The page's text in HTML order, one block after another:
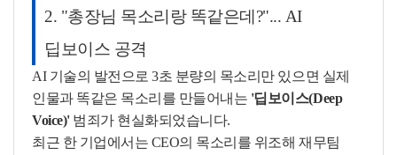
2. "총장님 목소리랑 똑같은데?"... AI
딥보이스 공격
AI 기술의 발전으로 3초 분량의 목소리만 있으면 실제
인물과 똑같은 목소리를 만들어내는 '딥보이스(Deep
Voice)'범죄가 현실화되었습니다.
최근 한 기업에서는 CEO의 목소리를 위조해 재무팀